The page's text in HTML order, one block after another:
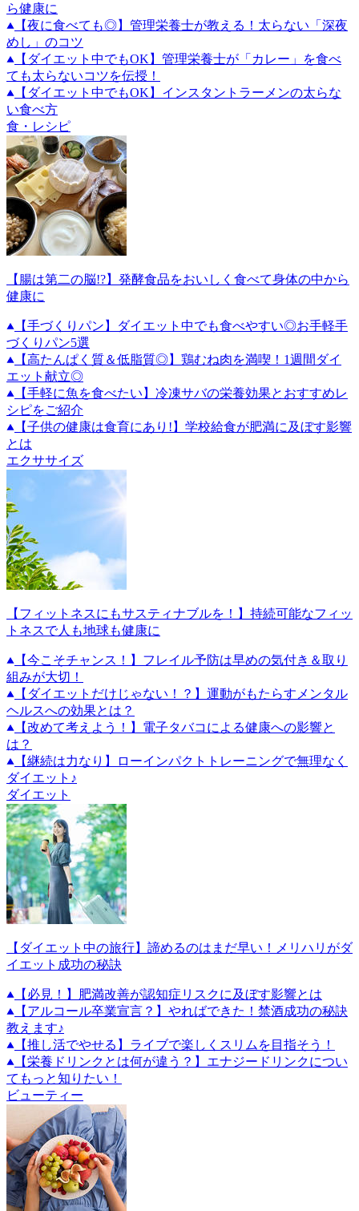
ら健康に
【夜に食べても◎】管理栄養士が教える！太らない「深夜
めし」のコツ
【ダイエット中でもOK】管理栄養士が「カレー」を食べ
ても太らないコツを伝授！
【ダイエット中でもOK】インスタントラーメンの太らな
い食べ方
食・レシピ
【腸は第二の脳!?】発酵食品をおいしく食べて身体の中から
健康に
【手づくりパン】ダイエット中でも食べやすい◎お手軽手
づくりパン5選
【高たんぱく質＆低脂質◎】鶏むね肉を満喫！1週間ダイ
エット献立◎
【手軽に魚を食べたい】冷凍サバの栄養効果とおすすめレ
シピをご紹介
【子供の健康は食育にあり!】学校給食が肥満に及ぼす影響
とは
エクササイズ
【フィットネスにもサスティナブルを！】持続可能なフィッ
トネスで人も地球も健康に
【今こそチャンス！】フレイル予防は早めの気付き＆取り
組みが大切！
【ダイエットだけじゃない！？】運動がもたらすメンタル
ヘルスへの効果とは？
【改めて考えよう！】電子タバコによる健康への影響と
は？
【継続は力なり】ローインパクトトレーニングで無理なく
ダイエット♪
ダイエット
【ダイエット中の旅行】諦めるのはまだ早い！メリハリがダ
イエット成功の秘訣
【必見！】肥満改善が認知症リスクに及ぼす影響とは
【アルコール卒業宣言？】やればできた！禁酒成功の秘訣
教えます♪
【推し活でやせる】ライブで楽しくスリムを目指そう！
【栄養ドリンクとは何が違う？】エナジードリンクについ
てもっと知りたい！
ビューティー